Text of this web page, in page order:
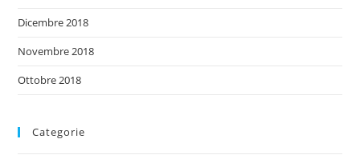
Dicembre 2018
Novembre 2018
Ottobre 2018
Categorie